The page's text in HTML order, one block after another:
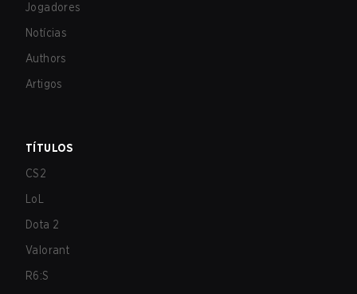
Jogadores
Notícias
Authors
Artigos
TÍTULOS
CS2
LoL
Dota 2
Valorant
R6:S